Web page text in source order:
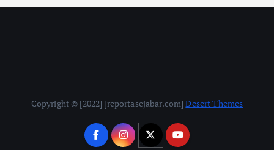
Copyright © [2022] [reportasejabar.com]Desert Themes